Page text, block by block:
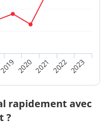
2019 2020 2021 2022 2023
rapidement avec
?